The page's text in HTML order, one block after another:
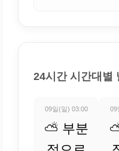
24시간 시간대별
09일(일) 03:00
⛅ 부분
09